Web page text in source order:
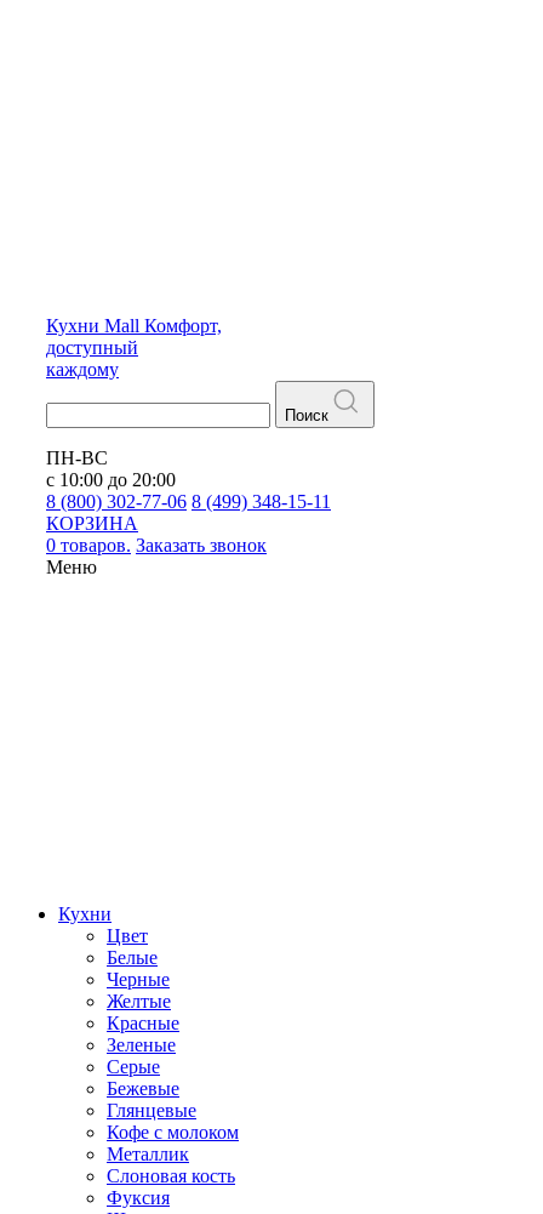
Кухни Mall Комфорт,
доступный
каждому
Поиск
ПН-ВС
с 10:00 до 20:00
8 (800) 302-77-06 8 (499) 348-15-11
КОРЗИНА
0 товаров. Заказать звонок
Меню
Кухни
Цвет
Белые
Черные
Желтые
Красные
Зеленые
Серые
Бежевые
Глянцевые
Кофе с молоком
Металлик
Слоновая кость
Фуксия